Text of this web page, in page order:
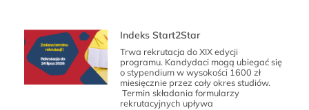
Indeks Start2Star
Trwa rekrutacja do XIX edycji
programu. Kandydaci mogą ubiegać się
o stypendium w wysokości 1600 zł
miesięcznie przez cały okres studiów.
Termin składania formularzy
rekrutacyjnych upływa